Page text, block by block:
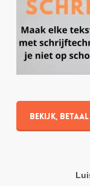
Bekijk, betaal